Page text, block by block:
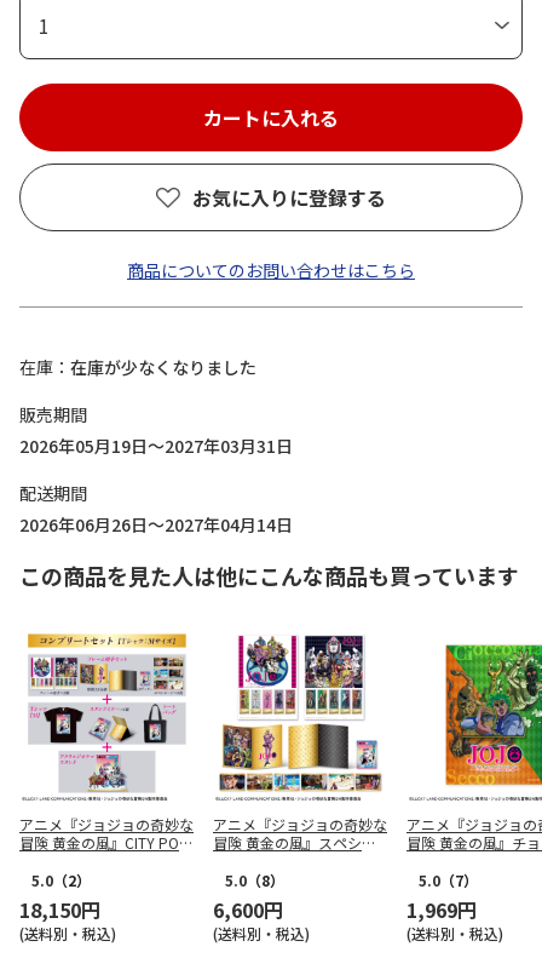
1
お気に入りに登録する
商品についてのお問い合わせはこちら
在庫
在庫が少なくなりました
販売期間
2026年05月19日～2027年03月31日
配送期間
2026年06月26日～2027年04月14日
この商品を見た人は他にこんな商品も買っています
アニメ『ジョジョの奇妙な
冒険 黄金の風』CITY POP
POP Tee Mサイズ）
5.0 （2）
18,150円
(送料別・税込)
アニメ『ジョジョの奇妙な
冒険 黄金の風』スペシャ
5.0 （8）
6,600円
(送料別・税込)
アニメ『ジョジョの
冒険 黄金の風』チ
ーホルダー
5.0 （7）
1,969円
(送料別・税込)